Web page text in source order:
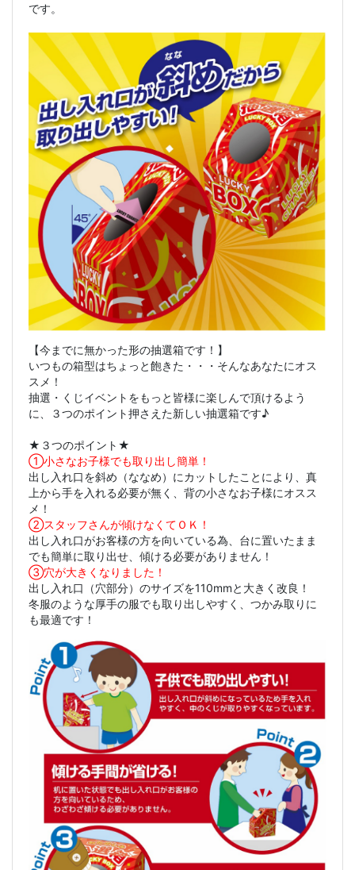
です。
【今までに無かった形の抽選箱です！】
いつもの箱型はちょっと飽きた・・・そんなあなたにオス
スメ！
抽選・くじイベントをもっと皆様に楽しんで頂けるよう
に、３つのポイント押さえた新しい抽選箱です♪
★３つのポイント★
①小さなお子様でも取り出し簡単！
出し入れ口を斜め（ななめ）にカットしたことにより、真
上から手を入れる必要が無く、背の小さなお子様にオスス
メ！
②スタッフさんが傾けなくてＯＫ！
出し入れ口がお客様の方を向いている為、台に置いたまま
でも簡単に取り出せ、傾ける必要がありません！
③穴が大きくなりました！
出し入れ口（穴部分）のサイズを110mmと大きく改良！
冬服のような厚手の服でも取り出しやすく、つかみ取りに
も最適です！